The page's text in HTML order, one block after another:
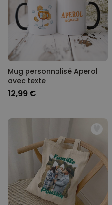
Mug personnalisé Aperol
avec texte
12,99 €